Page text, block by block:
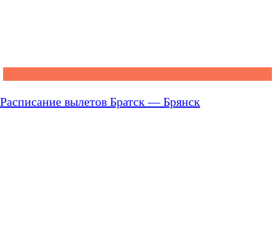
Расписание вылетов Братск — Брянск